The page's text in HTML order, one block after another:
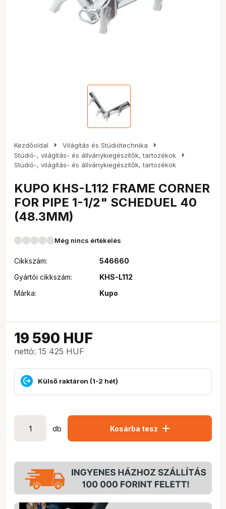
Kezdőoldal arrow_right Világítás és Stúdiótechnika arrow_right
Stúdió-, világítás- és állványkiegészítők, tartozékok arrow_right
Stúdió-, világítás- és állványkiegészítők, tartozékok
KUPO KHS-L112 FRAME CORNER
FOR PIPE 1-1/2" SCHEDUEL 40
(48.3MM)
Még nincs értékelés
Cikkszám:
546660
Gyártói cikkszám:
KHS-L112
Márka:
Kupo
19 590 HUF
nettó: 15 425 HUF
Külső raktáron (1-2 hét)
db Kosárba tesz add